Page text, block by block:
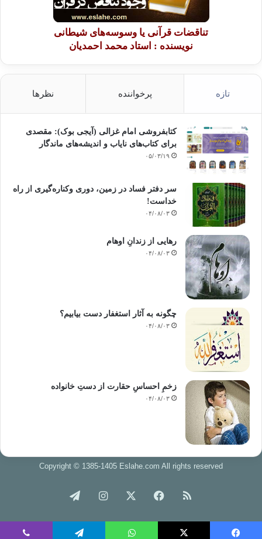
تناقضات قرآنی یا وسوسه‌های شیطانی
نویسنده : استاد محمد احمدیان
تازه پرخواننده نظرها
کتابفروشی امام غزالی (آیجی بوک): مقصدی
برای کتاب‌های نایاب و اندیشه‌های ماندگار
۰۵/۰۳/۱۹
سر دفتر فساد در زمین‌، دوری وکناره‌گیری از راه
خداست‌!
۰۴/۰۸/۰۳
رهایی از زندانِ اوهام
۰۴/۰۸/۰۳
چگونه به آثار استغفار دست بیابیم؟
۰۴/۰۸/۰۳
زخمِ احساسِ حقارت از دستِ خانواده
۰۴/۰۸/۰۳
Copyright © 1385-1405 Eslahe.com All rights reserved
خوراک فیس
بوک
اینستاگرام